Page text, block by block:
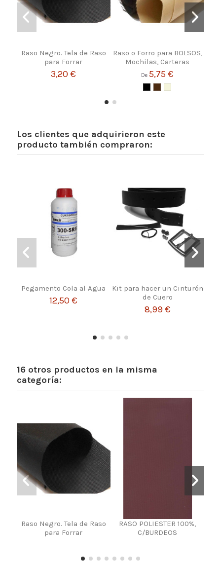
Raso Negro. Tela de Raso
para Forrar
3,20 €
Raso o Forro para BOLSOS,
Mochilas, Carteras
De5,75 €
Los clientes que adquirieron este
producto también compraron:
Pegamento Cola al Agua
12,50 €
Kit para hacer un Cinturón
de Cuero
8,99 €
16 otros productos en la misma
categoría:
Raso Negro. Tela de Raso
para Forrar
RASO POLIESTER 100%,
C/BURDEOS